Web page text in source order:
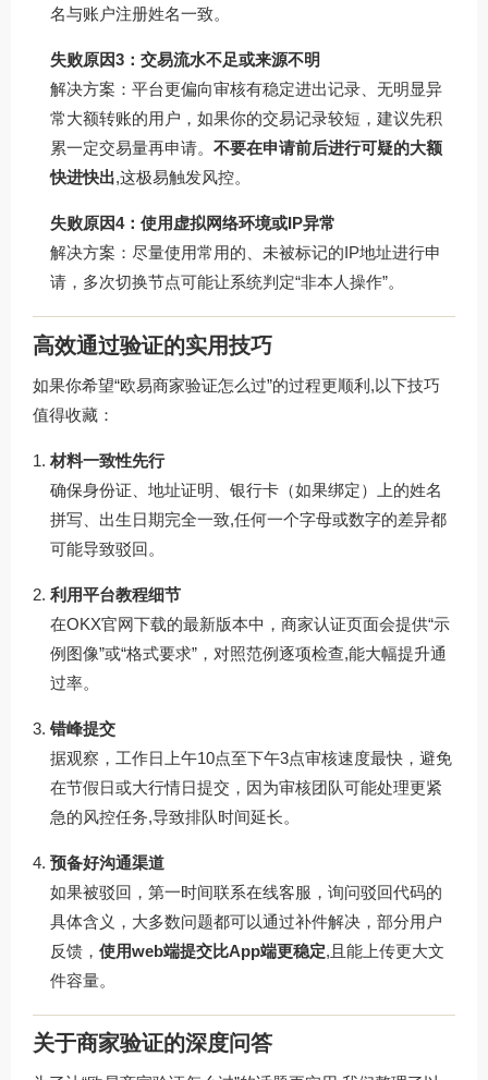
名与账户注册姓名一致。
失败原因3：交易流水不足或来源不明
解决方案：平台更偏向审核有稳定进出记录、无明显异
常大额转账的用户，如果你的交易记录较短，建议先积
累一定交易量再申请。 不要在申请前后进行可疑的大额
快进快出,这极易触发风控。
失败原因4：使用虚拟网络环境或IP异常
解决方案：尽量使用常用的、未被标记的IP地址进行申
请，多次切换节点可能让系统判定“非本人操作”。
高效通过验证的实用技巧
如果你希望“欧易商家验证怎么过”的过程更顺利,以下技巧
值得收藏：
材料一致性先行
确保身份证、地址证明、银行卡（如果绑定）上的姓名
拼写、出生日期完全一致,任何一个字母或数字的差异都
可能导致驳回。
利用平台教程细节
在OKX官网下载的最新版本中，商家认证页面会提供“示
例图像”或“格式要求”，对照范例逐项检查,能大幅提升通
过率。
错峰提交
据观察，工作日上午10点至下午3点审核速度最快，避免
在节假日或大行情日提交，因为审核团队可能处理更紧
急的风控任务,导致排队时间延长。
预备好沟通渠道
如果被驳回，第一时间联系在线客服，询问驳回代码的
具体含义，大多数问题都可以通过补件解决，部分用户
反馈， 使用web端提交比App端更稳定,且能上传更大文
件容量。
关于商家验证的深度问答